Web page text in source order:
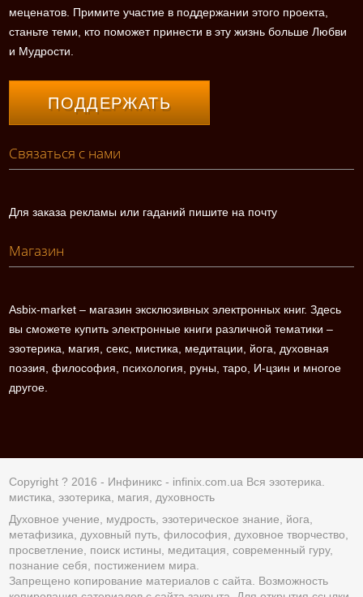
меценатов. Примите участие в поддержании этого проекта,
станьте теми, кто поможет принести в эту жизнь больше Любви
и Мудрости.
ПОДДЕРЖАТЬ
Связаться с нами
Для заказа рекламы или гаданий пишите на почту
Магазин
Asbix-market – магазин эксклюзивных электронных книг. Здесь
вы сможете купить электронные книги различной тематики –
эзотерика, магия, секс, мистика, медитации, йога, духовная
поэзия, философия, психология, руны, таро, И-цзин и многое
другое.
Copyright ? 2016 - Инфиникс - infinix.com.ua Вся эзотерика.
мистика, эзотерика, магия, духовность
Духовное учение, мудрость, эзотерическое знание, йога,
метафизика, духовный путь, философия, духовное творчество,
просветление, поиск истины, медитация, современный гуру,
познание себя, постижением мира.
Запрещено копирование материалов с сайта. Возможность